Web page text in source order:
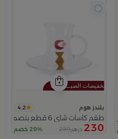
بلندز هوم 4.2
طقم كاسات شاي 6 قطع بتصميم الهلال من امارا
230 درهم289 20% خصم